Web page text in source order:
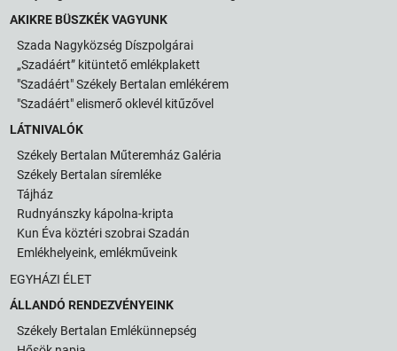
AKIKRE BÜSZKÉK VAGYUNK
Szada Nagyközség Díszpolgárai
„Szadáért” kitüntető emlékplakett
"Szadáért" Székely Bertalan emlékérem
"Szadáért" elismerő oklevél kitűzővel
LÁTNIVALÓK
Székely Bertalan Műteremház Galéria
Székely Bertalan síremléke
Tájház
Rudnyánszky kápolna-kripta
Kun Éva köztéri szobrai Szadán
Emlékhelyeink, emlékműveink
EGYHÁZI ÉLET
ÁLLANDÓ RENDEZVÉNYEINK
Székely Bertalan Emlékünnepség